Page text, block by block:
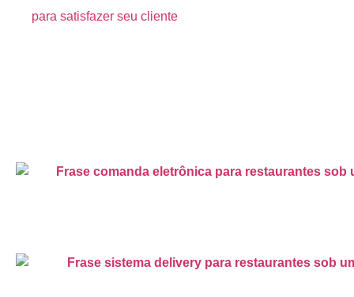
para satisfazer seu cliente